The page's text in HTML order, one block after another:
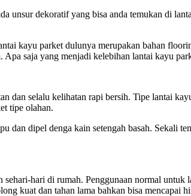
unsur dekoratif yang bisa anda temukan di
kayu parket dulunya merupakan bahan
saja yang menjadi kelebihan lantai kayu
selalu kelihatan rapi bersih. Tipe lantai
tipe olahan.
dipel denga kain setengah basah. Sekali
hari di rumah. Penggunaan normal untuk
kuat dan tahan lama bahkan bisa mencapai